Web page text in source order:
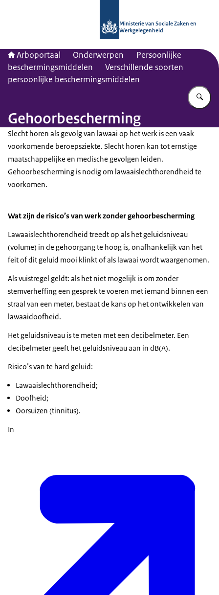
Ministerie van Sociale Zaken en
Werkgelegenheid
Arboportaal Onderwerpen
Persoonlijke
beschermingsmiddelen
Verschillende soorten
persoonlijke beschermingsmiddelen
Gehoorbescherming
Slecht horen als gevolg van lawaai op het werk is een vaak
voorkomende beroepsziekte. Slecht horen kan tot ernstige
maatschappelijke en medische gevolgen leiden.
Gehoorbescherming is nodig om lawaaislechthorendheid te
voorkomen.
Wat zijn de risico’s van werk zonder gehoorbescherming
Lawaaislechthorendheid treedt op als het geluidsniveau
(volume) in de gehoorgang te hoog is, onafhankelijk van het
feit of dit geluid mooi klinkt of als lawaai wordt waargenomen.
Als vuistregel geldt: als het niet mogelijk is om zonder
stemverheffing een gesprek te voeren met iemand binnen een
straal van een meter, bestaat de kans op het ontwikkelen van
lawaaidoofheid.
Het geluidsniveau is te meten met een decibelmeter. Een
decibelmeter geeft het geluidsniveau aan in dB(A).
Risico’s van te hard geluid:
Lawaaislechthorendheid;
Doofheid;
Oorsuizen (tinnitus).
In